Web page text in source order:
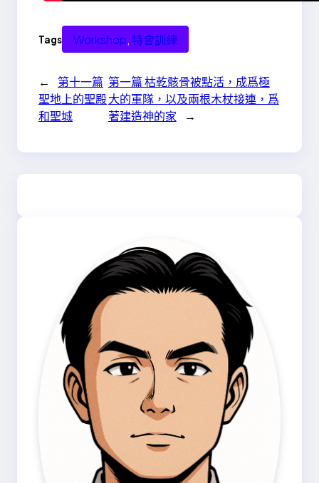
Tags Workshop, 特會訓練
←
第十一篇
聖地上的聖殿
和聖城
第一篇 枯乾骸骨被點活，成爲極
大的軍隊，以及兩根木杖接連，爲
著建造神的家
→